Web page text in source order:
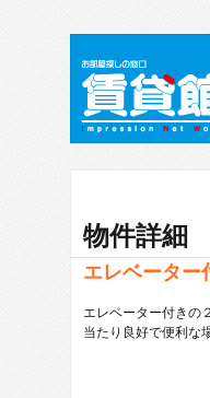
物件詳細
エレベーター
エレベーター付きの
当たり良好で便利な